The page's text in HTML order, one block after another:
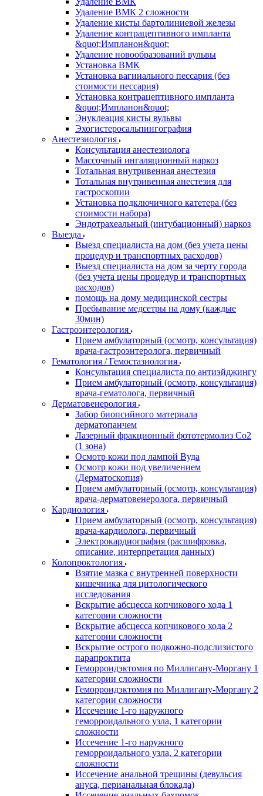
Удаление ВМК 2 сложности
Удаление кисты бартолиниевой железы
Удаление контрацептивного импланта
&quot;Импланон&quot;
Удаление новообразований вульвы
Установка ВМК
Установка вагинального пессария (без
стоимости пессария)
Установка контрацептивного импланта
&quot;Импланон&quot;
Энуклеация кисты вульвы
Эхогистеросальпингография
Анестезиология
Консультация анестезиолога
Массочный ингаляционный наркоз
Тотальная внутривенная анестезия
Тотальная внутривенная анестезия для
гастроскопии
Установка подключичного катетера (без
стоимости набора)
Эндотрахеальный (интубационный) наркоз
Выезда
Выезд специалиста на дом (без учета цены
процедур и транспортных расходов)
Выезд специалиста на дом за черту города
(без учета цены процедур и транспортных
расходов)
помощь на дому медицинской сестры
Пребывание медсетры на дому (каждые
30мин)
Гастроэнтерология
Прием амбулаторный (осмотр, консультация)
врача-гастроэнтеролога, первичный
Гематология / Гемостазиология
Консультация специалиста по антиэйджингу
Прием амбулаторный (осмотр, консультация)
врача-гематолога, первичный
Дерматовенерология
Забор биопсийного материала
дерматопанчем
Лазерный фракционный фототермолиз Со2
(1 зона)
Осмотр кожи под лампой Вуда
Осмотр кожи под увеличением
(Дерматоскопия)
Прием амбулаторный (осмотр, консультация)
врача-дерматовенеролога, первичный
Кардиология
Прием амбулаторный (осмотр, консультация)
врача-кардиолога, первичный
Электрокардиография (расшифровка,
описание, интерпретация данных)
Колопроктология
Взятие мазка с внутренней поверхности
кишечника для цитологического
исследования
Вскрытие абсцесса копчикового хода 1
категории сложности
Вскрытие абсцесса копчикового хода 2
категории сложности
Вскрытие острого подкожно-подслизистого
парапроктита
Геморроидэктомия по Миллигану-Моргану 1
категории сложности
Геморроидэктомия по Миллигану-Моргану 2
категории сложности
Иссечение 1-го наружного
геморроидального узла, 1 категории
сложности
Иссечение 1-го наружного
геморроидального узла, 2 категории
сложности
Иссечение анальной трещины (девульсия
ануса, перианальная блокада)